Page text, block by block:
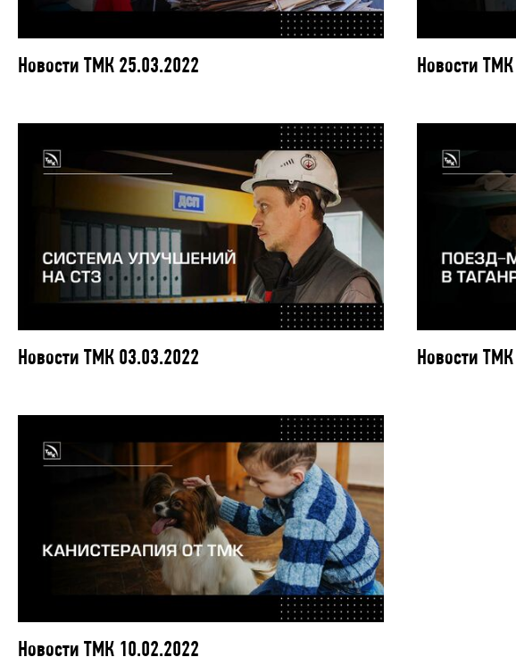
Новости ТМК 25.03.2022 Новости
Новости ТМК 03.03.2022 Новости
Новости ТМК 10.02.2022